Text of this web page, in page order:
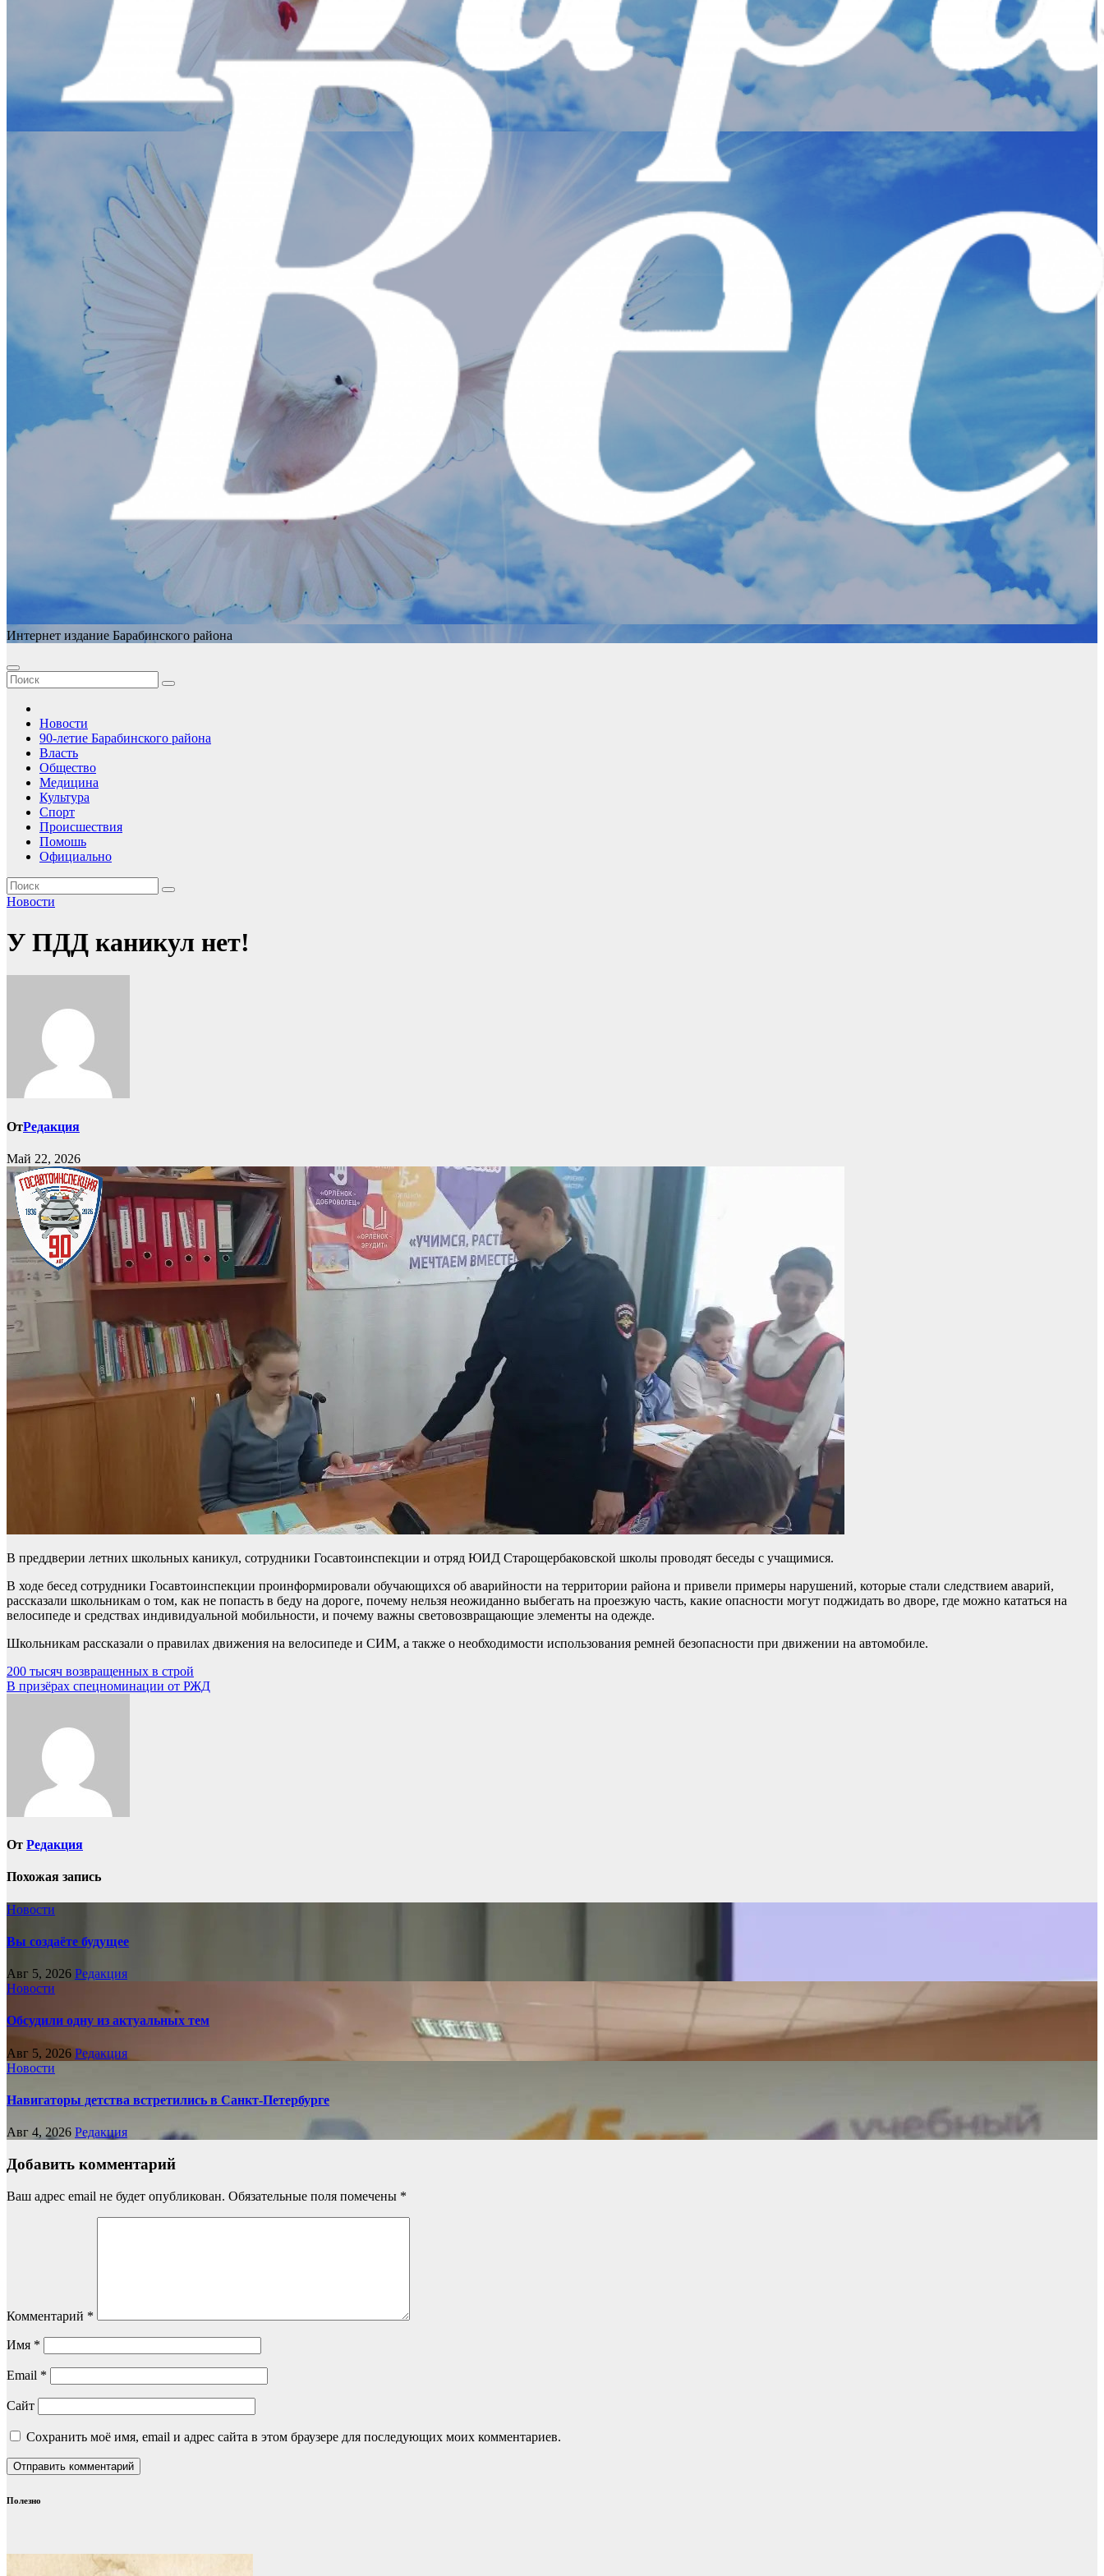
Интернет издание Барабинского района
Новости
90-летие Барабинского района
Власть
Общество
Медицина
Культура
Спорт
Происшествия
Помошь
Официально
Новости
У ПДД каникул нет!
ОтРедакция
Май 22, 2026
В преддверии летних школьных каникул, сотрудники Госавтоинспекции и отряд ЮИД Старощербаковской школы проводят беседы с учащимися.
В ходе бесед сотрудники Госавтоинспекции проинформировали обучающихся об аварийности на территории района и привели примеры нарушений, которые стали следствием аварий,
рассказали школьникам о том, как не попасть в беду на дороге, почему нельзя неожиданно выбегать на проезжую часть, какие опасности могут поджидать во дворе, где можно кататься на
велосипеде и средствах индивидуальной мобильности, и почему важны световозвращающие элементы на одежде.
Школьникам рассказали о правилах движения на велосипеде и СИМ, а также о необходимости использования ремней безопасности при движении на автомобиле.
Навигация
по
200 тысяч возвращенных в строй
В призёрах спецноминации от РЖД
От Редакция
Похожая запись
Новости
Вы создаёте будущее
Авг 5, 2026 Редакция
Новости
Обсудили одну из актуальных тем
Авг 5, 2026 Редакция
Новости
Навигаторы детства встретились в Санкт-Петербурге
Авг 4, 2026 Редакция
Добавить комментарий
Ваш адрес email не будет опубликован. Обязательные поля помечены *
Комментарий *
Имя *
Email *
Сайт
Сохранить моё имя, email и адрес сайта в этом браузере для последующих моих комментариев.
Полезно